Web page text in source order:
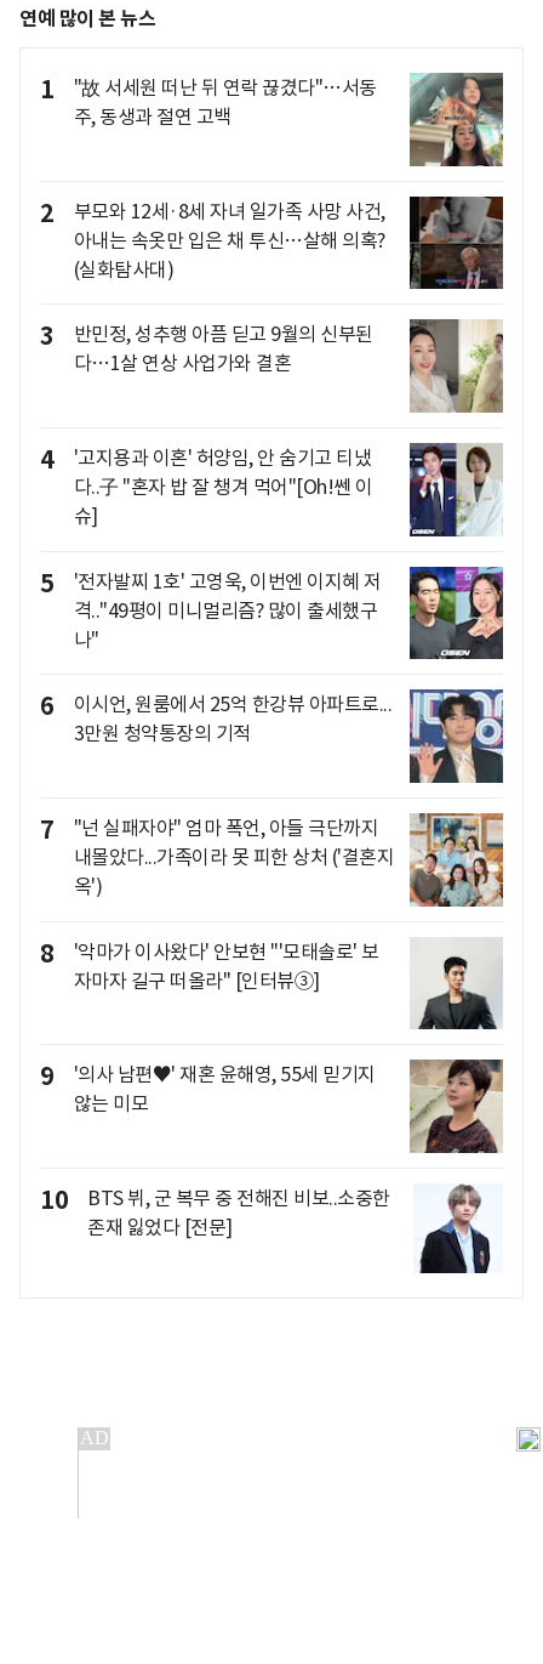
연예 많이 본 뉴스
1
"故 서세원 떠난 뒤 연락 끊겼다"…서동
주, 동생과 절연 고백
2
부모와 12세·8세 자녀 일가족 사망 사건,
아내는 속옷만 입은 채 투신…살해 의혹?
(실화탐사대)
3
반민정, 성추행 아픔 딛고 9월의 신부된
다…1살 연상 사업가와 결혼
4
'고지용과 이혼' 허양임, 안 숨기고 티냈
다..子 "혼자 밥 잘 챙겨 먹어"[Oh!쎈 이
슈]
5
'전자발찌 1호' 고영욱, 이번엔 이지혜 저
격.."49평이 미니멀리즘? 많이 출세했구
나"
6
이시언, 원룸에서 25억 한강뷰 아파트로...
3만원 청약통장의 기적
7
"넌 실패자야" 엄마 폭언, 아들 극단까지
내몰았다...가족이라 못 피한 상처 ('결혼지
옥')
8
'악마가 이사왔다' 안보현 "'모태솔로' 보
자마자 길구 떠올라" [인터뷰③]
9
'의사 남편♥' 재혼 윤해영, 55세 믿기지
않는 미모
10
BTS 뷔, 군 복무 중 전해진 비보..소중한
존재 잃었다 [전문]